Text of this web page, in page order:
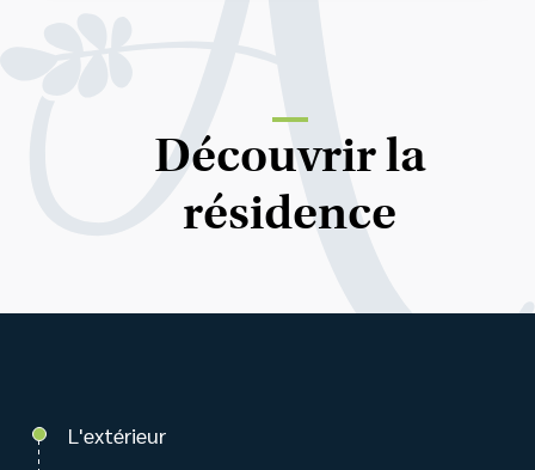
Découvrir la
résidence
L'extérieur